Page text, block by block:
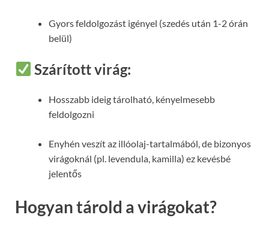
Gyors feldolgozást igényel (szedés után 1-2 órán
belül)
Szárított virág:
Hosszabb ideig tárolható, kényelmesebb
feldolgozni
Enyhén veszít az illóolaj-tartalmából, de bizonyos
virágoknál (pl. levendula, kamilla) ez kevésbé
jelentős
Hogyan tárold a virágokat?